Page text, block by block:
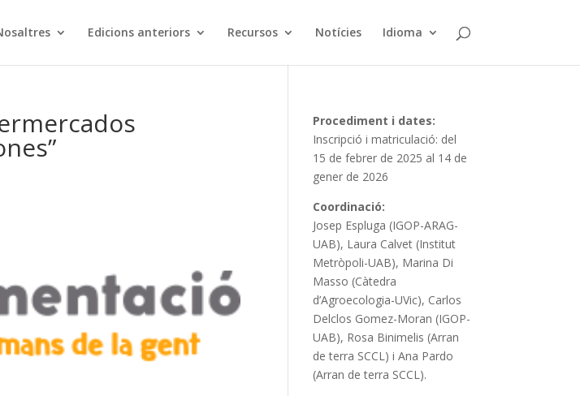
Edicions anteriors Recursos Notícies Idioma
Procediment i dates:
Inscripció i matriculació: del
15 de febrer de 2025 al 14 de
gener de 2026
Coordinació:
Josep Espluga (IGOP-ARAG-
UAB), Laura Calvet (Institut
Metròpoli-UAB), Marina Di
Masso (Càtedra
d’Agroecologia-UVic), Carlos
Delclos Gomez-Moran (IGOP-
UAB), Rosa Binimelis (Arran
de terra SCCL) i Ana Pardo
(Arran de terra SCCL).